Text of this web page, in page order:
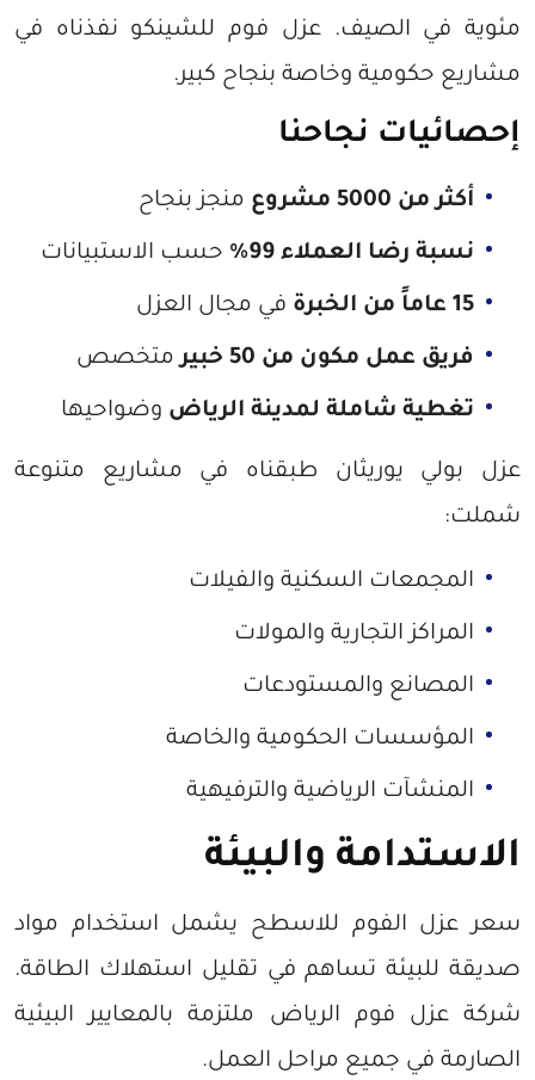
مئوية في الصيف. عزل فوم للشينكو نفذناه في
مشاريع حكومية وخاصة بنجاح كبير.
إحصائيات نجاحنا
أكثر من 5000 مشروع منجز بنجاح
نسبة رضا العملاء 99% حسب الاستبيانات
15 عاماً من الخبرة في مجال العزل
فريق عمل مكون من 50 خبير متخصص
تغطية شاملة لمدينة الرياض وضواحيها
عزل بولي يوريثان طبقناه في مشاريع متنوعة
شملت:
المجمعات السكنية والفيلات
المراكز التجارية والمولات
المصانع والمستودعات
المؤسسات الحكومية والخاصة
المنشآت الرياضية والترفيهية
الاستدامة والبيئة
سعر عزل الفوم للاسطح يشمل استخدام مواد
صديقة للبيئة تساهم في تقليل استهلاك الطاقة.
شركة عزل فوم الرياض ملتزمة بالمعايير البيئية
الصارمة في جميع مراحل العمل.